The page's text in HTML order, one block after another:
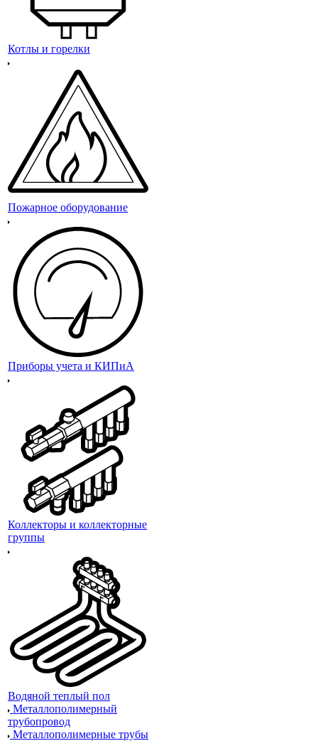
Котлы и горелки
Пожарное оборудование
Приборы учета и КИПиА
Коллекторы и коллекторные
группы
Водяной теплый пол
Металлополимерный
трубопровод
Металлополимерные трубы